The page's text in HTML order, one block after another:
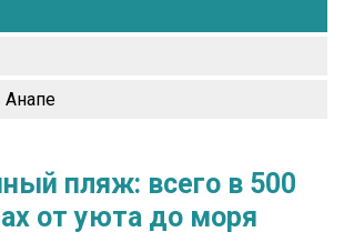
Анапе
пляж: всего в 500
от уюта до моря